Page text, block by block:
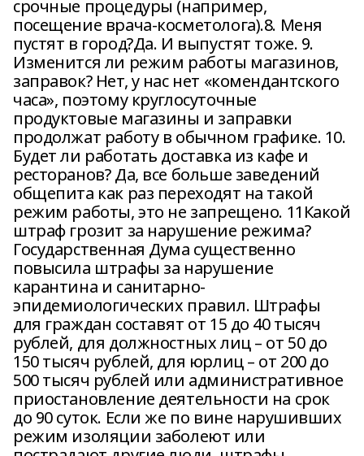
срочные процедуры (например,
посещение врача-косметолога).8. Меня
пустят в город?Да. И выпустят тоже. 9.
Изменится ли режим работы магазинов,
заправок? Нет, у нас нет «комендантского
часа», поэтому круглосуточные
продуктовые магазины и заправки
продолжат работу в обычном графике. 10.
Будет ли работать доставка из кафе и
ресторанов? Да, все больше заведений
общепита как раз переходят на такой
режим работы, это не запрещено. 11Какой
штраф грозит за нарушение режима?
Государственная Дума существенно
повысила штрафы за нарушение
карантина и санитарно-
эпидемиологических правил. Штрафы
для граждан составят от 15 до 40 тысяч
рублей, для должностных лиц – от 50 до
150 тысяч рублей, для юрлиц – от 200 до
500 тысяч рублей или административное
приостановление деятельности на срок
до 90 суток. Если же по вине нарушивших
режим изоляции заболеют или